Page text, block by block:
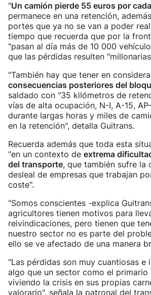
"Un camión pierde 55 euros por
permanece en una retención,
portes que ya no se van a poder
tiempo que recuerda que por la
"pasan al día más de 10 000
que las pérdidas resulten
"También hay que tener en
consecuencias posteriores del
saldado con "35 kilómetros de
vías de alta ocupación, N-I, A-15,
durante largas horas y miles de
en la retención", detalla Guitrans.
Recuerda además que toda esta
"en un contexto de extrema
del transporte, que también sufre la
desleal de empresas que trabajan
coste".
"Somos conscientes -explica
agricultores tienen motivos para
reivindicaciones, pero tienen que
nuestro sector no es parte del
ello se ve afectado de una
"Las pérdidas son muy cuantiosas e
algo que un sector como el primario
viviendo la crisis en sus propias
valorarlo", señala la patronal del